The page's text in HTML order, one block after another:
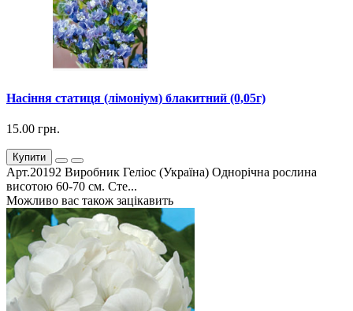
Насіння статиця (лімоніум) блакитний (0,05г)
15.00 грн.
Купити
Арт.20192 Виробник Геліос (Україна) Однорічна рослина
висотою 60-70 см. Сте...
Можливо вас також зацікавить